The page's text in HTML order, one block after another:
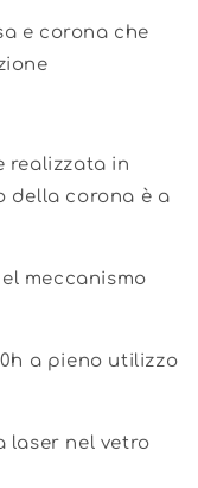
e corona che
realizzata in
della corona è a
meccanismo
a pieno utilizzo
laser nel vetro